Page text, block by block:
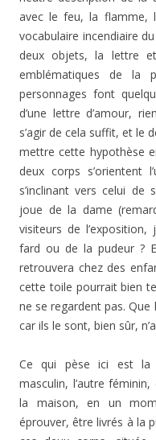
avec le feu, la flamme,
vocabulaire incendiaire
deux objets, la lettre
emblématiques de
personnages font
d’une lettre d’amour,
s’agir de cela suffit, et le
mettre cette hypothèse
deux corps s’orientent
s’inclinant vers celui de
joue de la dame
visiteurs de l’exposition,
fard ou de la pudeur ?
retrouvera chez des
cette toile pourrait bien
ne se regardent pas.
car ils le sont, bien sûr,
Ce qui pèse ici est la
masculin, l’autre
la maison, en un
éprouver, être livrés à la